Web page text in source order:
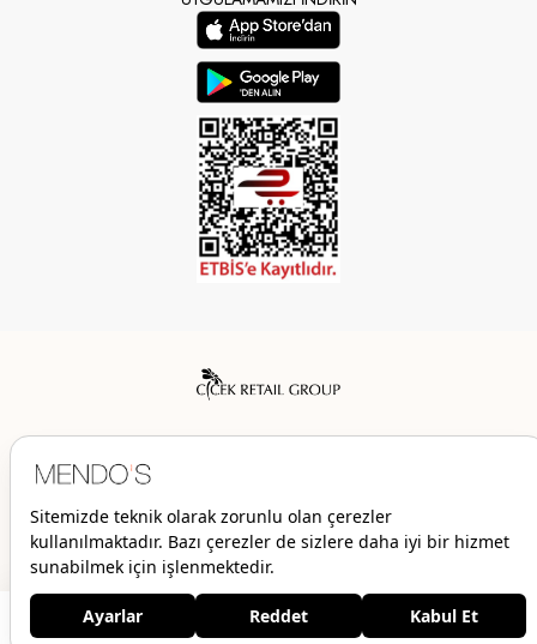
© 2026 Mendo’s | Her hakkı saklıdır.
1.699,00 TL